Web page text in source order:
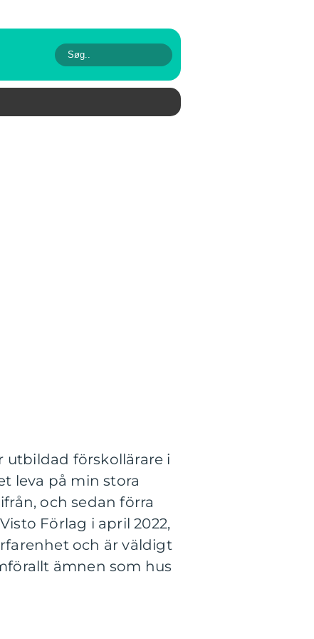
utbildad förskollärare i
leva på min stora
och sedan förra
Förlag i april 2022,
och är väldigt
ämnen som hus